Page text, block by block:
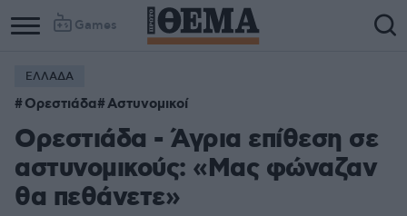
Games
ΕΛΛΑΔΑ
Ορεστιάδα Αστυνομικοί
Ορεστιάδα - Άγρια επίθεση σε
αστυνομικούς: «Μας φώναζαν
θα πεθάνετε»